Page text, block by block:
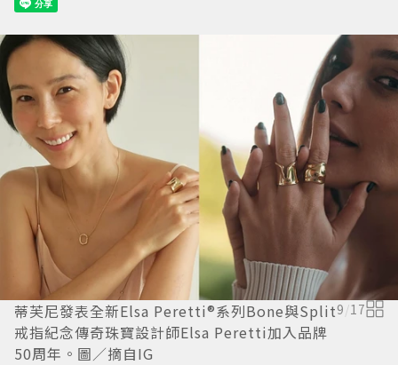
蒂芙尼發表全新Elsa Peretti®系列Bone與Split
戒指紀念傳奇珠寶設計師Elsa Peretti加入品牌
50周年。圖／摘自IG
9 /17